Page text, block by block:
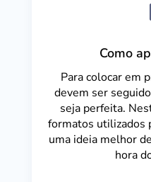
Como
Para colocar em
devem ser
seja perfeita.
formatos utilizados
uma ideia melhor
hora